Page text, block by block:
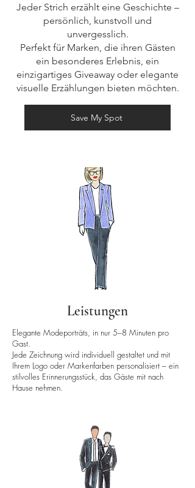
Jeder Strich erzählt eine Geschichte –
persönlich, kunstvoll und
unvergesslich.
Perfekt für Marken, die ihren Gästen
ein besonderes Erlebnis, ein
einzigartiges Giveaway oder elegante
visuelle Erzählungen bieten möchten.
Save My Spot
Leistungen
Elegante Modeporträts, in nur 5–8 Minuten pro
Gast.
Jede Zeichnung wird individuell gestaltet und mit
Ihrem Logo oder Markenfarben personalisiert – ein
stilvolles Erinnerungsstück, das Gäste mit nach
Hause nehmen.